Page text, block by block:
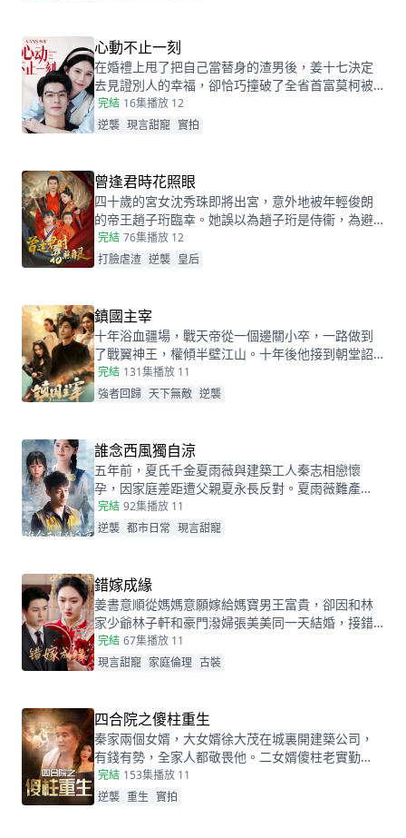
都五大豪門。為找父親，他提升實力，婚後與蘇輕
眉一同前往京都。
心動不止一刻
在婚禮上甩了把自己當替身的渣男後，姜十七決定
去見證別人的幸福，卻恰巧撞破了全省首富莫柯被
當眾逃婚的尷尬時刻。瞬間的悲憤交加，讓姜十七
鼓起勇氣見義勇為，上台演着戲嫁給了莫柯。但姜
還讓她闖進了莫柯的心裏。事後，莫柯購買了姜十
七所在的公司，成了空降的老闆，開始了自己的茫
茫追妻之旅……
完結 16集播放 12
逆襲 現言甜寵 實拍
曾逢君時花照眼
四十歲的宮女沈秀珠即將出宮，意外地被年輕俊朗
的帝王趙子珩臨幸。她誤以為趙子珩是侍衞，為避
免淫穢後宮的罪罰，驚恐之下選擇了逃離。六年
後，沈秀珠攜龍鳳胎現身宮廷百子宴，卻被親族羞
后，狠狠打了那些人的臉！
完結 76集播放 12
打臉虐渣 逆襲 皇后
鎮國主宰
十年浴血疆場，戰天帝從一個邊關小卒，一路做到
了戰翼神王，權傾半壁江山。十年後他接到朝堂詔
書，回京述職，終於有機會讓當年害自己母親的仇
人為之付出代價
完結 131集播放 11
強者回歸 天下無敵 逆襲
誰念西風獨自涼
五年前，夏氏千金夏雨薇與建築工人秦志相戀懷
孕，因家庭差距遭父親夏永長反對。夏雨薇難產
時，夏永長藉機逼秦志離開，謊稱孩子夭折，實則
把孩子小蝶交給秦志。秦志工地事故後失智，父女
她憑藉護身符和雞湯味道發現真相。夏永長與江正
陽阻撓，夏雨薇救下父女，秦志甦醒，一家團圓，
夏永長悔悟，夏雨薇繼承家業，與秦志重歸於好。
完結 92集播放 11
逆襲 都市日常 現言甜寵
錯嫁成緣
姜書意順從媽媽意願嫁給媽寶男王富貴，卻因和林
家少爺林子軒和豪門潑婦張美美同一天結婚，接錯
了親！而兩對新人根本不知情...這場洞錯房的鬧劇會
如何收場？
完結 67集播放 11
現言甜寵 家庭倫理 古裝
四合院之傻柱重生
秦家兩個女婿，大女婿徐大茂在城裏開建築公司，
有錢有勢，全家人都敬畏他。二女婿傻柱老實勤
懇，任勞任怨，被全家人欺負，當牛做馬使喚。在
國慶節收玉米時，傻柱被姐夫誣陷，被眾人活活打
完結 153集播放 11
逆襲 重生 實拍